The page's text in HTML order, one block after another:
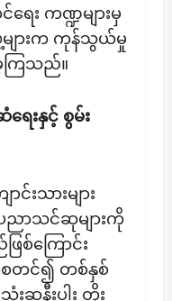
ေး ကဏ္ဍများမှ
များက ကုန်သွယ်မှု
ကြသည်။
ေးနှင့် စွမ်း
င်းသားများ
ပညာသင်ဆုများကို
စ်ကြောင်း
မှစတင်၍ တစ်နှစ်
းဆနီးပါး တိုး